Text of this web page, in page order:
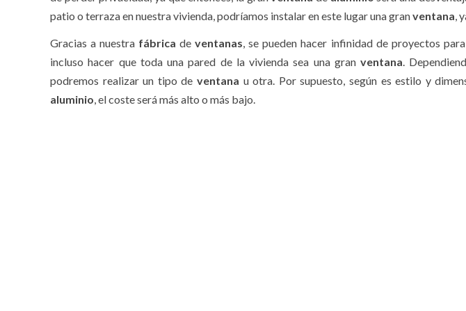
patio o terraza en nuestra vivienda, podríamos instalar en este lugar una granventana ,
Gracias a nuestra fábrica deventanas , se pueden hacer infinidad de proyectos
incluso hacer que toda una pared de la vivienda sea una granventana .
podremos realizar un tipo de ventana u otra. Por supuesto, según es estilo y
aluminio , el coste será más alto o más bajo.